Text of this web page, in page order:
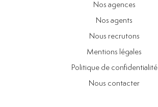
Nos agences
Nos agents
Nous recrutons
Mentions légales
Politique de confidentialité
Nous contacter